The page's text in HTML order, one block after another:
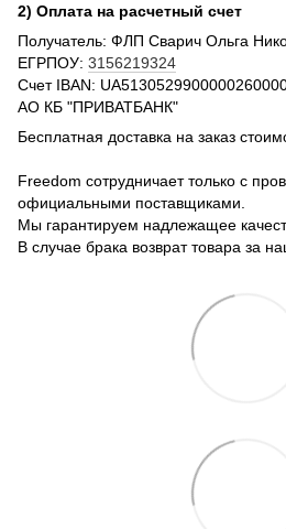
2) Оплата на расчетный счет
Получатель: ФЛП Сварич Ольга
ЕГРПОУ: 3156219324
Счет IBAN:
АО КБ "ПРИВАТБАНК"
Бесплатная доставка на заказ
Freedom сотрудничает только с
официальными поставщиками.
Мы гарантируем надлежащее
В случае брака возврат товара за